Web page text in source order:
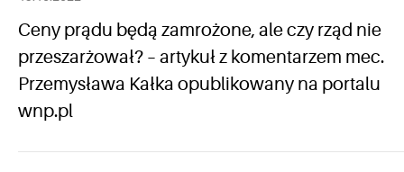
Ceny prądu będą zamrożone, ale czy rząd nie
przeszarżował? – artykuł z komentarzem mec.
Przemysława Kałka opublikowany na portalu
wnp.pl